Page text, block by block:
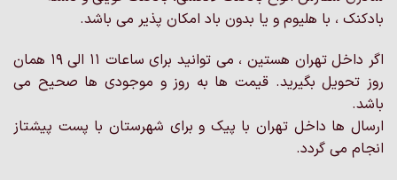
است
صفحه
محصول
انتخاب
بادکنک ، با هلیوم و یا بدون باد امکان پذیر می باشد.
اگر داخل تهران هستین ، می توانید برای ساعات 11 الی 19 همان
روز تحویل بگیرید. قیمت ها به روز و موجودی ها صحیح می
باشد.
ارسال ها داخل تهران با پیک و برای شهرستان با پست پیشتاز
انجام می گردد.